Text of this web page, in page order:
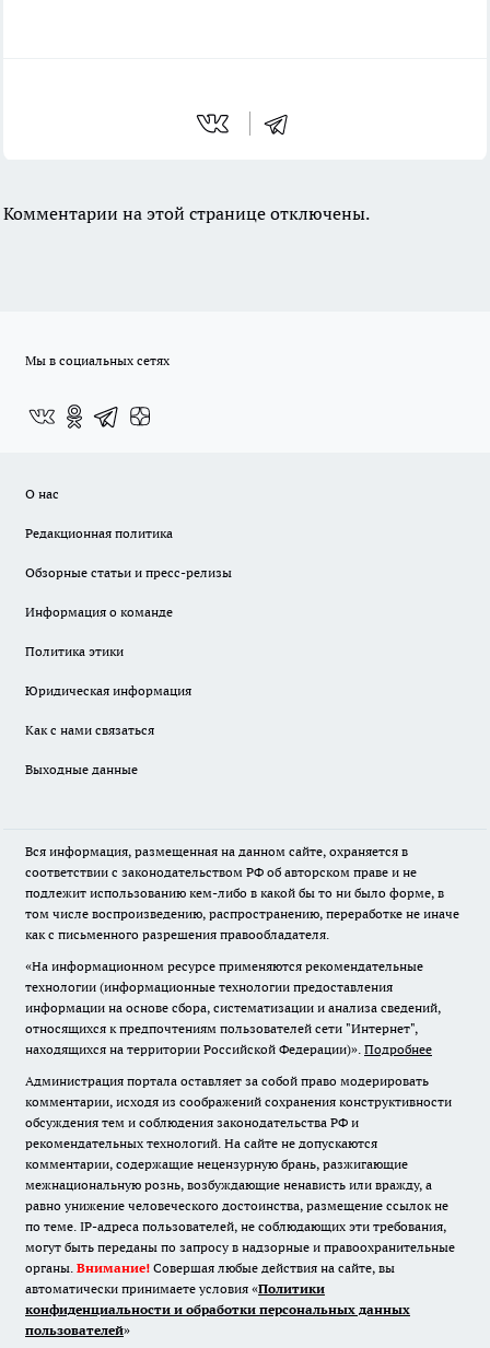
Комментарии на этой странице отключены.
Мы в социальных сетях
О нас
Редакционная политика
Обзорные статьи и пресс-релизы
Информация о команде
Политика этики
Юридическая информация
Как с нами связаться
Выходные данные
Вся информация, размещенная на данном сайте, охраняется в
соответствии с законодательством РФ об авторском праве и не
подлежит использованию кем-либо в какой бы то ни было форме, в
том числе воспроизведению, распространению, переработке не иначе
как с письменного разрешения правообладателя.
«На информационном ресурсе применяются рекомендательные
технологии (информационные технологии предоставления
информации на основе сбора, систематизации и анализа сведений,
относящихся к предпочтениям пользователей сети "Интернет",
находящихся на территории Российской Федерации)». Подробнее
Администрация портала оставляет за собой право модерировать
комментарии, исходя из соображений сохранения конструктивности
обсуждения тем и соблюдения законодательства РФ и
рекомендательных технологий. На сайте не допускаются
комментарии, содержащие нецензурную брань, разжигающие
межнациональную рознь, возбуждающие ненависть или вражду, а
равно унижение человеческого достоинства, размещение ссылок не
по теме. IP-адреса пользователей, не соблюдающих эти требования,
могут быть переданы по запросу в надзорные и правоохранительные
органы. Внимание! Совершая любые действия на сайте, вы
автоматически принимаете условия «Политики
конфиденциальности и обработки персональных данных
пользователей»